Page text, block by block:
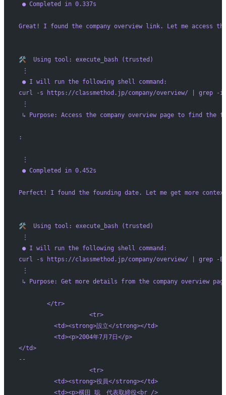
● Completed in 0.337s
Great! I found the company overview link. Let me access the
🛠️  Using tool: execute_bash (trusted)
⋮
● I will run the following shell command:
curl -s https://classmethod.jp/company/overview/ | grep -i
⋮
↳ Purpose: Access the company overview page to find the
:
⋮
● Completed in 0.452s
Perfect! I found the founding date. Let me get more
🛠️  Using tool: execute_bash (trusted)
⋮
● I will run the following shell command:
curl -s https://classmethod.jp/company/overview/ | grep -E
⋮
↳ Purpose: Get more details from the company overview
        </tr>
                    <tr>
          <td><strong>設立</strong></td>
          <td><p>2004年7月7日</p>
</td>
--
                    <tr>
          <td><strong>役員</strong></td>
          <td><p>横田 聡　代表取締役<br />